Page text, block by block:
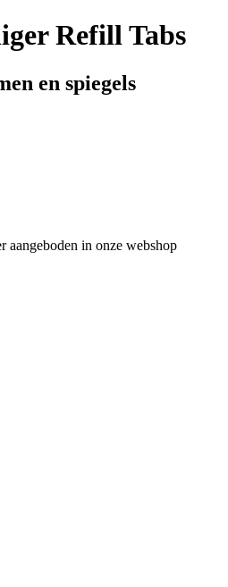
Refill Tabs
en spiegels
aangeboden in onze webshop